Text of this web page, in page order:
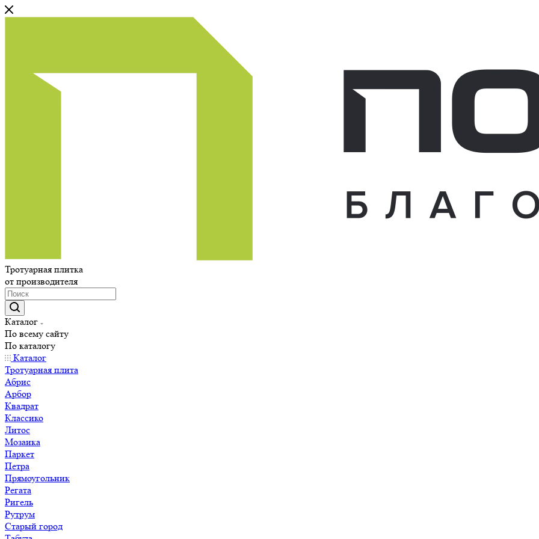
Тротуарная плитка
от производителя
Каталог
По всему сайту
По каталогу
Каталог
Тротуарная плита
Абрис
Арбор
Квадрат
Классико
Литос
Мозаика
Паркет
Петра
Прямоугольник
Регата
Ригель
Рутрум
Старый город